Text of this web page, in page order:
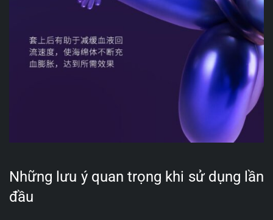
Những lưu ý quan trọng khi sử dụng lần
đầu